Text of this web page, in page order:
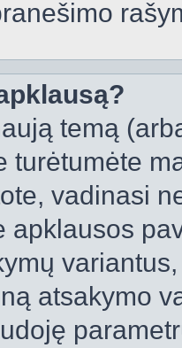
temą
turėtumėte
vadinasi
apklausos
atsakymo